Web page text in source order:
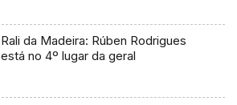
Rali da Madeira: Rúben Rodrigues
está no 4º lugar da geral